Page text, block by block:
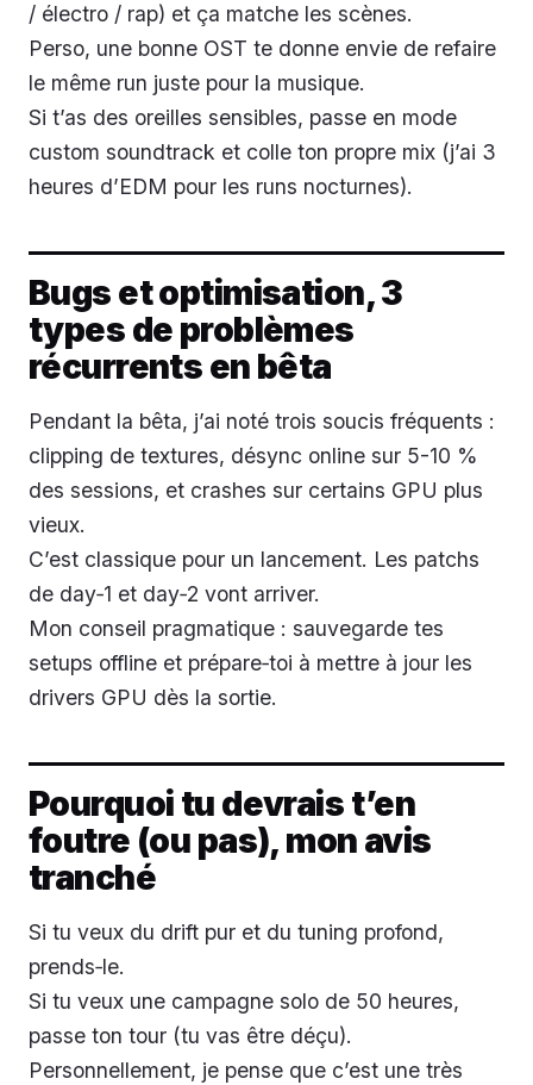
/ électro / rap) et ça matche les scènes.
Perso, une bonne OST te donne envie de refaire
le même run juste pour la musique.
Si t’as des oreilles sensibles, passe en mode
custom soundtrack et colle ton propre mix (j’ai 3
heures d’EDM pour les runs nocturnes).
Bugs et optimisation, 3
types de problèmes
récurrents en bêta
Pendant la bêta, j’ai noté trois soucis fréquents :
clipping de textures, désync online sur 5-10 %
des sessions, et crashes sur certains GPU plus
vieux.
C’est classique pour un lancement. Les patchs
de day‑1 et day‑2 vont arriver.
Mon conseil pragmatique : sauvegarde tes
setups offline et prépare‑toi à mettre à jour les
drivers GPU dès la sortie.
Pourquoi tu devrais t’en
foutre (ou pas), mon avis
tranché
Si tu veux du drift pur et du tuning profond,
prends‑le.
Si tu veux une campagne solo de 50 heures,
passe ton tour (tu vas être déçu).
Personnellement, je pense que c’est une très